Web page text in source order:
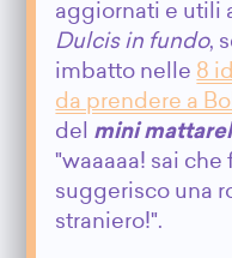
aggiornati e utili
Dulcis in fundo,
imbatto nelle 8
da prendere a
del mini
"waaaaa! sai
suggerisco una
straniero!".